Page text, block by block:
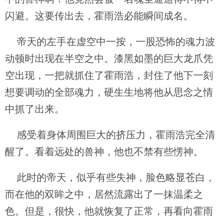
闪避。这要传出去，霍雨浩必能瞬间成名。
帝天的左手在虚空中一按，一股恐怖的魂力波
动顿时出现在半空之中。漆黑如墨的巨大龙爪凭
空出现，一把就抓住了霍雨浩，封住了他下一刻
想要调动的全部魂力，硬生生地将他从思念之情
中抓了出来。
感受着身体周围巨大的挤压力，霍雨浩完全清
醒了。看着远处的兽神，他也不禁有些愣神。
此时的帝天，似乎有些失神，脸色略显苍白，
而在他的双眸之中，居然流露出了一抹温柔之
色。但是，很快，他就恢复了正常，再看向霍雨